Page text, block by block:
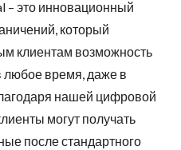
– это инновационный
который
клиентам возможность
любое время, даже в
нашей цифровой
могут получать
после стандартного